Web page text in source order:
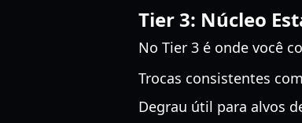
Tier 3: Núcleo
No Tier 3 é onde você
Trocas consistentes
Degrau útil para alvos